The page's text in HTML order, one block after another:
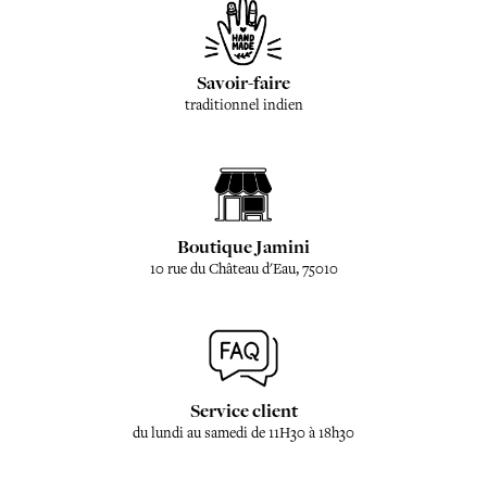
Savoir-faire
traditionnel indien
Boutique Jamini
10 rue du Château d'Eau, 75010
Service client
du lundi au samedi de 11H30 à 18h30